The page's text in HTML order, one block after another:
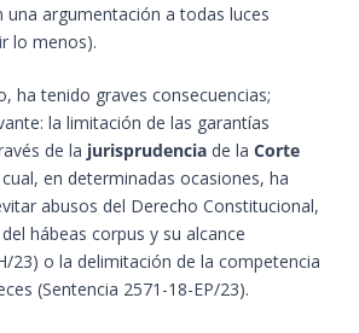
argumentación a todas luces
lo menos).
ha tenido graves consecuencias;
la limitación de las garantías
de la jurisprudencia de la Corte
en determinadas ocasiones, ha
abusos del Derecho Constitucional,
hábeas corpus y su alcance
23) o la delimitación de la competencia
(Sentencia 2571-18-EP/23).